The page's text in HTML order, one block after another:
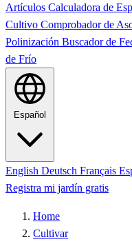
Artículos Calculadora de
Cultivo Comprobador de
Polinización Buscador de
de Frío
Español
English Deutsch Français
Registra mi jardín gratis
Home
Cultivar